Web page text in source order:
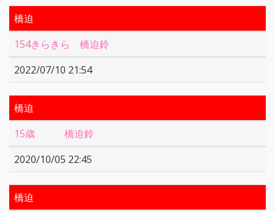
橋迫
154きらきら 橋迫鈴
2022/07/10 21:54
橋迫
15歳 橋迫鈴
2020/10/05 22:45
橋迫